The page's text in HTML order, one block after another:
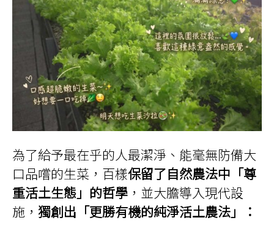
為了給予最在乎的人最潔淨、能毫無防備大
口品嚐的生菜，百樣保留了自然農法中「尊
重活土生態」的哲學 ，並大膽導入現代設
施， 獨創出「更勝有機的純淨活土農法」：